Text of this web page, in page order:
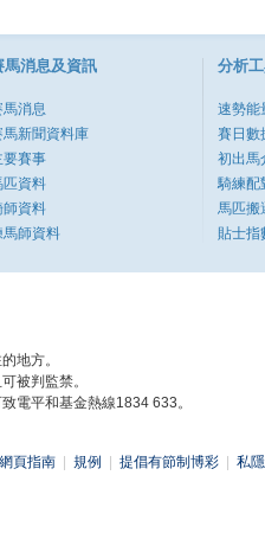
馬消息及資訊
馬消息
馬新聞資料庫
要賽事
匹資料
師資料
馬師資料
分析
速勢能
賽日數
初出馬
騎練配
馬匹搬
貼士指
地方。
被判監禁。
電平和基金熱線1834 633。
網頁指南 規例 提倡有節制博彩 私